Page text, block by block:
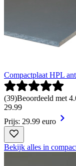
Compactplaat HPL
(39)Beoordeeld met
29.99
Prijs: 29.99 euro
Bekijk alles in